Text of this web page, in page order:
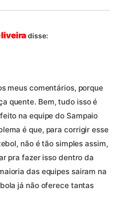
disse:
meus comentários, porque
quente. Bem, tudo isso é
na equipe do Sampaio
é que, para corrigir esse
não é tão simples assim,
pra fazer isso dentro da
das equipes sairam na
já não oferece tantas